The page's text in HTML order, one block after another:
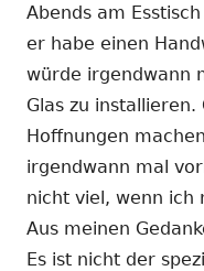
Abends am
er habe einen
würde irgendwann
Glas zu
Hoffnungen
irgendwann mal
nicht viel, wenn ich
Aus meinen
Es ist nicht der